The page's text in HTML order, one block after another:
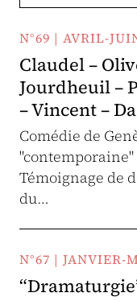
N°69 | AVRIL-
Claudel –
Jourdheuil –
– Vincent –
Comédie de
"contemporaine"
Témoignage de
du…
N°67 | JANVIER-